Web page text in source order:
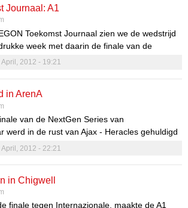
kijkt hij onder andere terug op zijn periode bij
Journaal: A1
Toekomst Journaal zien we de wedstrijd
week met daarin de finale van de
wedstrijd tegen FC Twente, kwam de ploeg
op tegen FC Groningen.
April, 2012 - 19:21
in ArenA
van de NextGen Series van
werd in de rust van Ajax - Heracles gehuldigd
plaats. De ploeg van Fred Grim werd
uitverkochte ArenA.
April, 2012 - 22:21
in Chigwell
finale tegen Internazionale, maakte de A1